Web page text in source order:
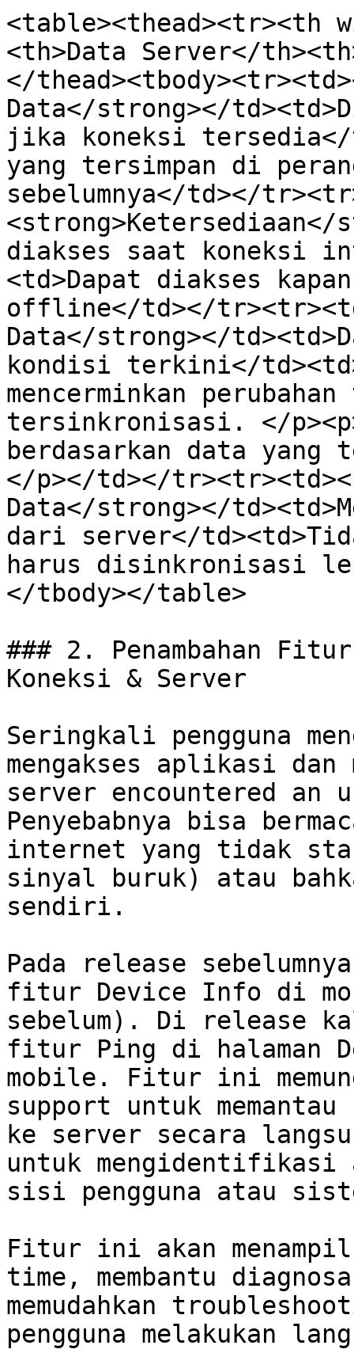
<table><thead><tr><th
<th>Data Server</
</
Data</strong></
jika koneksi tersedia</
yang tersimpan di
sebelumnya</td></
<strong>Ketersediaan</
diakses saat koneksi
<td>Dapat diakses
offline</td></
Data</strong></
kondisi terkini</
mencerminkan
tersinkronisasi. </
berdasarkan data yang
</p></td></
Data</strong></
dari server</
harus disinkronisasi
</tbody></table>
### 2. Penambahan
Koneksi & Server
Seringkali pengguna
mengakses aplikasi dan
server encountered an
Penyebabnya bisa
internet yang tidak
sinyal buruk) atau
sendiri.
Pada release
fitur Device Info di
sebelum). Di release
fitur Ping di halaman
mobile. Fitur ini
support untuk
ke server secara
untuk mengidentifikasi
sisi pengguna atau
Fitur ini akan
time, membantu
memudahkan
pengguna melakukan